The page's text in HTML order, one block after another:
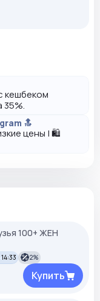
кешбеком
35%.
🔝
цены | 🛍️
100+ ЖЕН
2%
Купить